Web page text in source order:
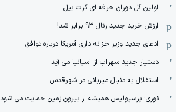
اولین گل دوران حرفه ای گرت بیل
ارزش خرید جدید رئال 93 برابر شد!
ادعای جدید وزیر خزانه داری آمریکا درباره توافق
دستیار جدید سهراب از اسپانیا می آید
استقلال به دنبال میزبانی در شهرقدس
نوری: پرسپولیس همیشه از بیرون زمین حمایت می شود